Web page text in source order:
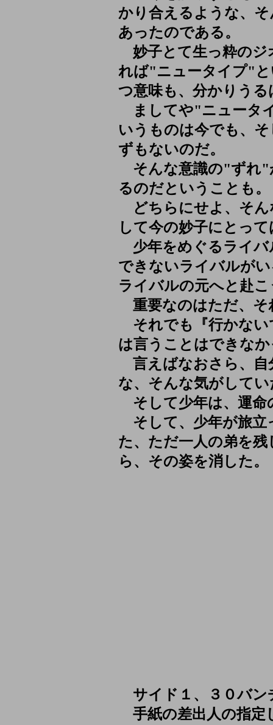
かり合えるような、
あったのである。
妙子とて生っ粋のジ
れば"ニュータイプ"
つ意味も、分かりう
ましてや"ニュータ
いうものは今でも、
ずもないのだ。
そんな意識の"ずれ"
るのだということも。
どちらにせよ、そん
して今の妙子にとっ
少年をめぐるライバ
できないライバルが
ライバルの元へと赴
重要なのはただ、そ
それでも『行かない
は言うことはできな
言えばなおさら、自
な、そんな気がして
そして少年は、運命
そして、少年が旅立
た、ただ一人の弟を
ら、その姿を消した。
サイド１、３０バン
手紙の差出人の指定